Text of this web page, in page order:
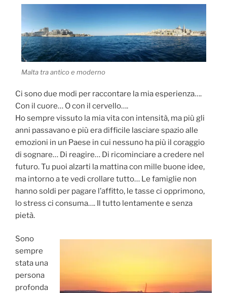
Malta tra antico e moderno
Ci sono due modi per raccontare la mia esperienza….
Con il cuore… O con il cervello….
Ho sempre vissuto la mia vita con intensità, ma più gli
anni passavano e più era difficile lasciare spazio alle
emozioni in un Paese in cui nessuno ha più il coraggio
di sognare… Di reagire… Di ricominciare a credere nel
futuro. Tu puoi alzarti la mattina con mille buone idee,
ma intorno a te vedi crollare tutto… Le famiglie non
hanno soldi per pagare l’affitto, le tasse ci opprimono,
lo stress ci consuma…. Il tutto lentamente e senza
pietà.
Sono
sempre
stata una
persona
profonda